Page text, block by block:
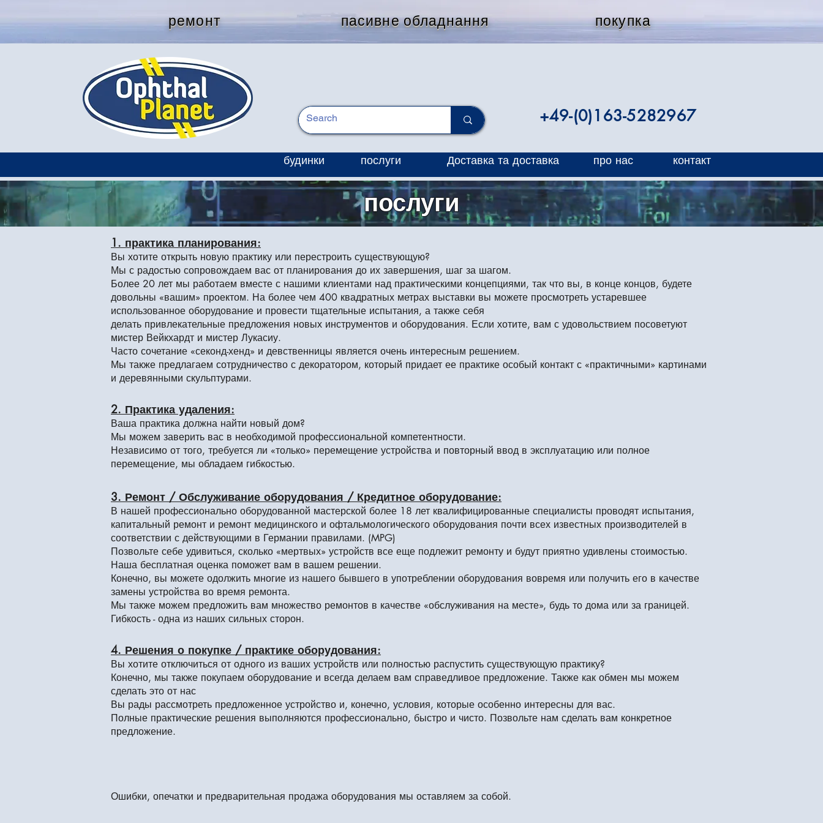
ремонт пасивне обладнання покупка
+49-(0)163-5282967
будинки послуги Доставка та доставка про нас контакт
послуги
1. практика планирования:
Вы хотите открыть новую практику или перестроить существующую?
Мы с радостью сопровождаем вас от планирования до их завершения, шаг за шагом.
Более 20 лет мы работаем вместе с нашими клиентами над практическими концепциями, так что вы, в конце концов, будете
довольны «вашим» проектом. На более чем 400 квадратных метрах выставки вы можете просмотреть устаревшее
использованное оборудование и провести тщательные испытания, а также себя
делать привлекательные предложения новых инструментов и оборудования. Если хотите, вам с удовольствием посоветуют
мистер Вейкхардт и мистер Лукасиу.
Часто сочетание «секонд-хенд» и девственницы является очень интересным решением.
Мы также предлагаем сотрудничество с декоратором, который придает ее практике особый контакт с «практичными» картинами
и деревянными скульптурами.
2. Практика удаления:
Ваша практика должна найти новый дом?
Мы можем заверить вас в необходимой профессиональной компетентности.
Независимо от того, требуется ли «только» перемещение устройства и повторный ввод в эксплуатацию или полное
перемещение, мы обладаем гибкостью.
3. Ремонт / Обслуживание оборудования / Кредитное оборудование:
В нашей профессионально оборудованной мастерской более 18 лет квалифицированные специалисты проводят испытания,
капитальный ремонт и ремонт медицинского и офтальмологического оборудования почти всех известных производителей в
соответствии с действующими в Германии правилами. (MPG)
Позвольте себе удивиться, сколько «мертвых» устройств все еще подлежит ремонту и будут приятно удивлены стоимостью.
Наша бесплатная оценка поможет вам в вашем решении.
Конечно, вы можете одолжить многие из нашего бывшего в употреблении оборудования вовремя или получить его в качестве
замены устройства во время ремонта.
Мы также можем предложить вам множество ремонтов в качестве «обслуживания на месте», будь то дома или за границей.
Гибкость - одна из наших сильных сторон.
4. Решения о покупке / практике оборудования:
Вы хотите отключиться от одного из ваших устройств или полностью распустить существующую практику?
Конечно, мы также покупаем оборудование и всегда делаем вам справедливое предложение. Также как обмен мы можем
сделать это от нас
Вы рады рассмотреть предложенное устройство и, конечно, условия, которые особенно интересны для вас.
Полные практические решения выполняются профессионально, быстро и чисто. Позвольте нам сделать вам конкретное
предложение.
Ошибки, опечатки и предварительная продажа оборудования мы оставляем за собой.